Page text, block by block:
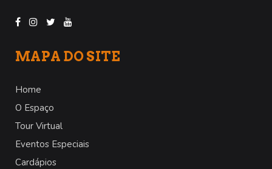
MAPA DO SITE
Home
O Espaço
Tour Virtual
Eventos Especiais
Cardápios